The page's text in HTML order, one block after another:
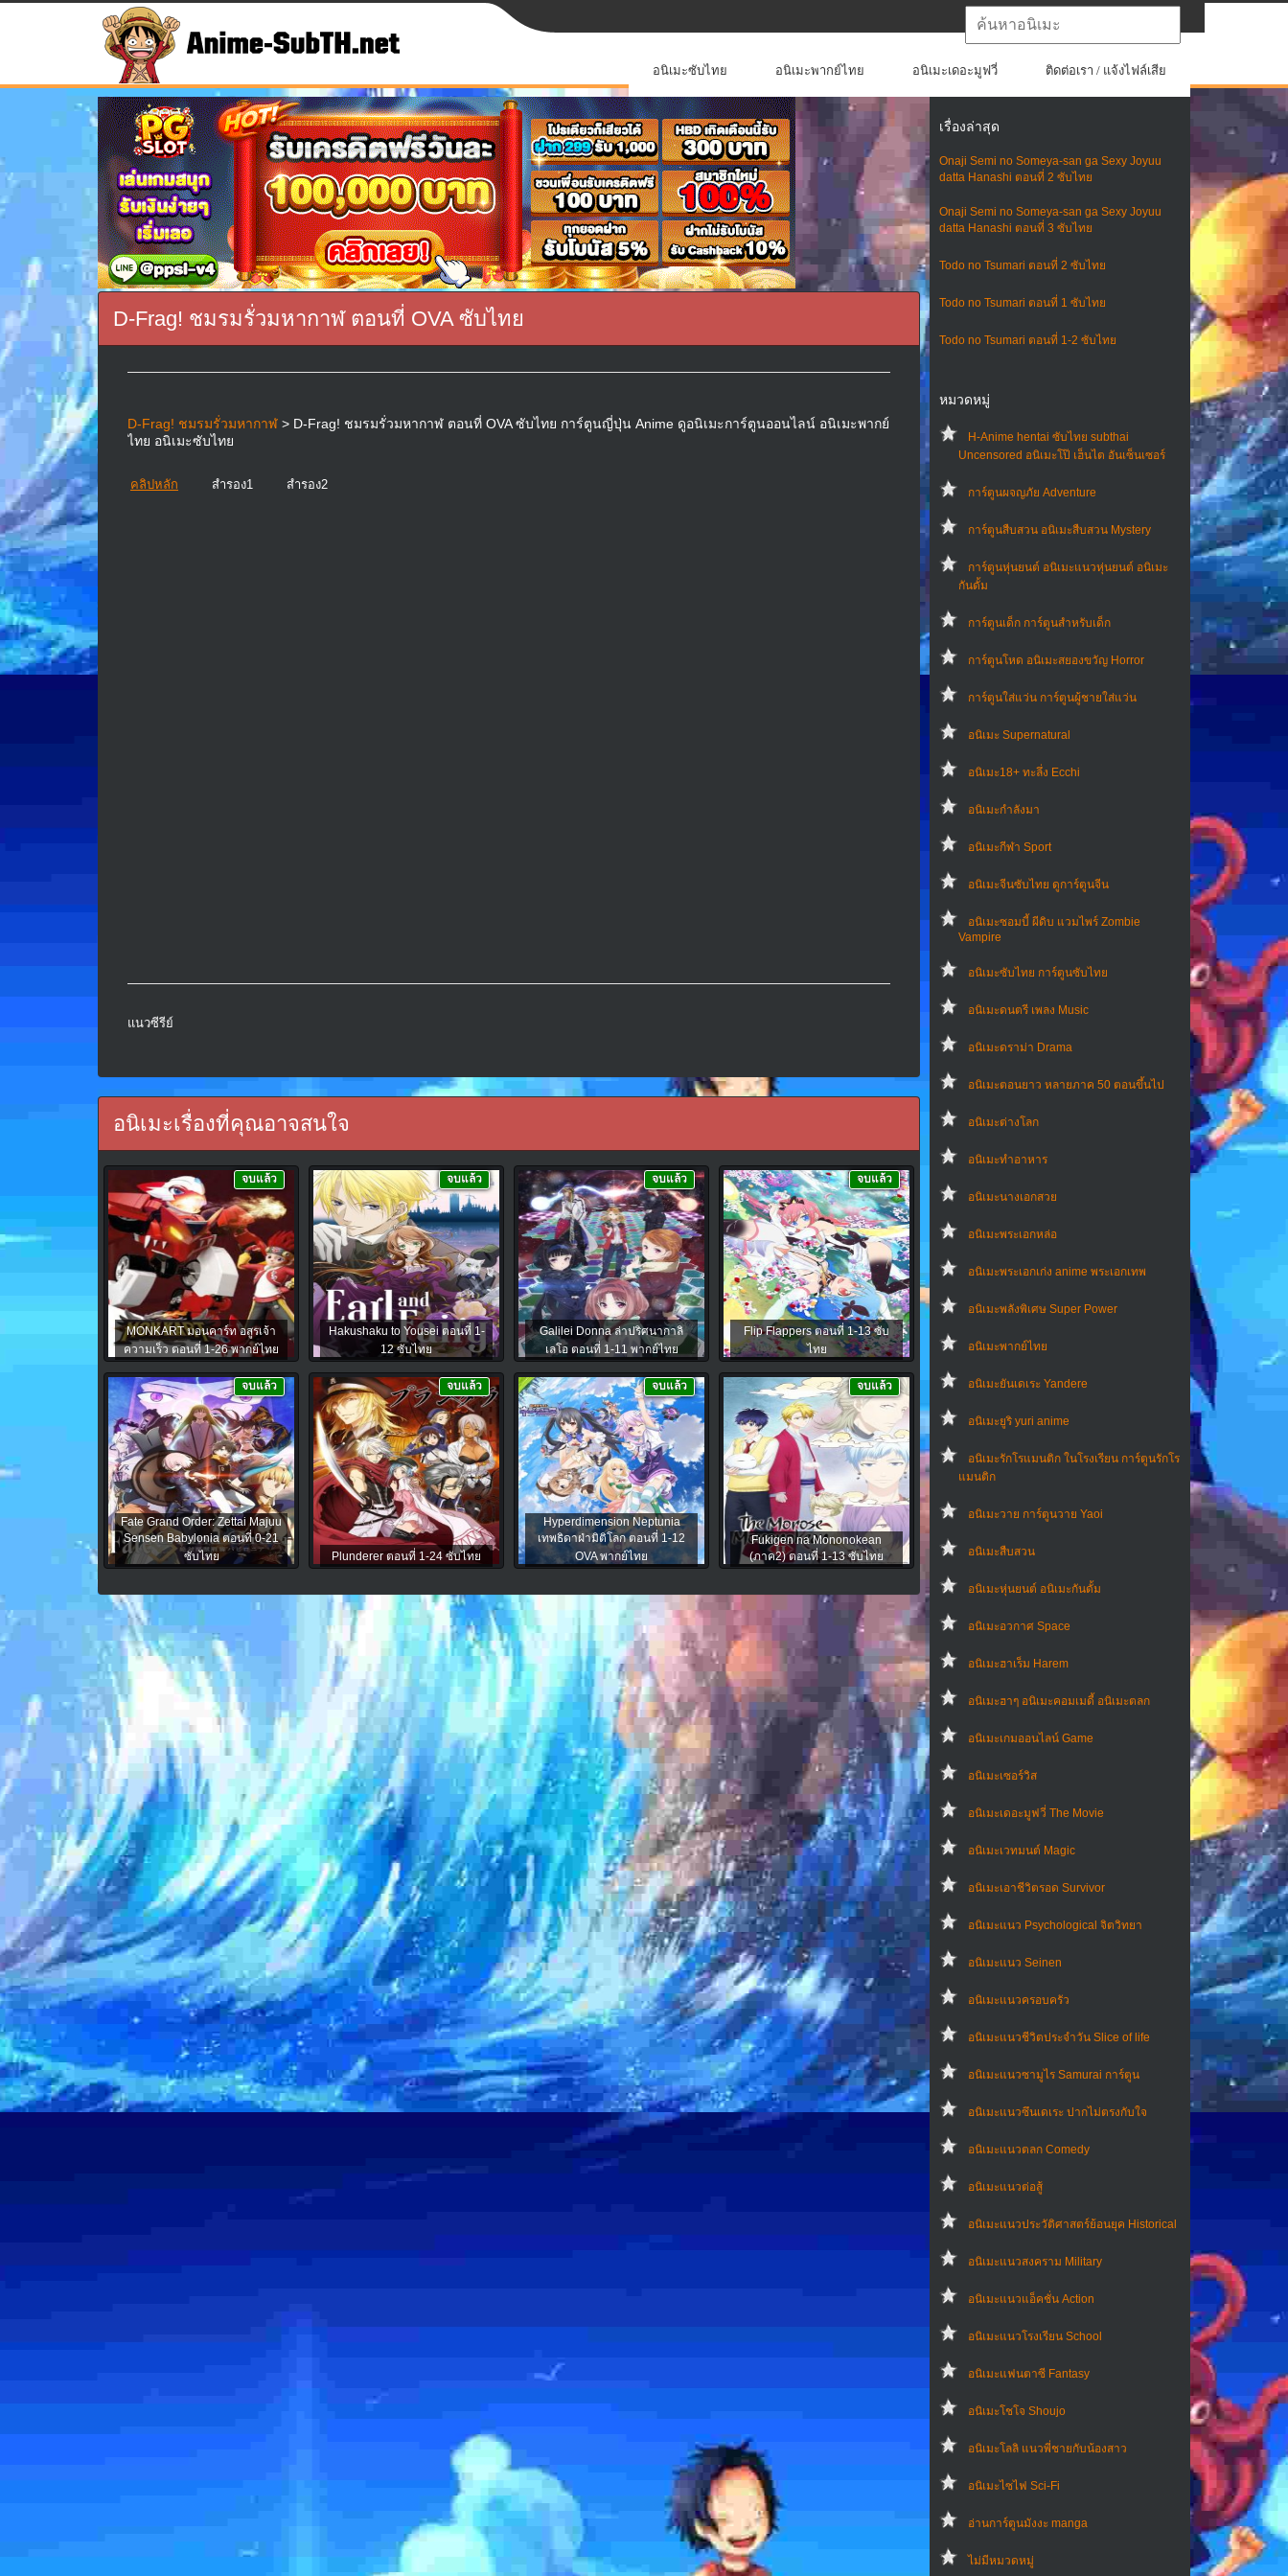
อนิเมะซับไทย อนิเมะพากย์ไทย อนิเมะเดอะมูฟวี่ ติดต่อเรา / แจ้งไฟล์เสีย
เรื่องล่าสุด
Onaji Semi no Someya-san ga Sexy Joyuu
datta Hanashi ตอนที่ 2 ซับไทย
Onaji Semi no Someya-san ga Sexy Joyuu
datta Hanashi ตอนที่ 3 ซับไทย
Todo no Tsumari ตอนที่ 2 ซับไทย
Todo no Tsumari ตอนที่ 1 ซับไทย
Todo no Tsumari ตอนที่ 1-2 ซับไทย
หมวดหมู่
H-Anime hentai ซับไทย subthai
Uncensored อนิเมะโป๊ เฮ็นไต อันเซ็นเซอร์
การ์ตูนผจญภัย Adventure
การ์ตูนสืบสวน อนิเมะสืบสวน Mystery
การ์ตูนหุ่นยนต์ อนิเมะแนวหุ่นยนต์ อนิเมะ
กันดั้ม
การ์ตูนเด็ก การ์ตูนสำหรับเด็ก
การ์ตูนโหด อนิเมะสยองขวัญ Horror
การ์ตูนใส่แว่น การ์ตูนผู้ชายใส่แว่น
อนิเมะ Supernatural
อนิเมะ18+ ทะลึ่ง Ecchi
อนิเมะกำลังมา
อนิเมะกีฬา Sport
อนิเมะจีนซับไทย ดูการ์ตูนจีน
อนิเมะซอมบี้ ผีดิบ แวมไพร์ Zombie
Vampire
อนิเมะซับไทย การ์ตูนซับไทย
อนิเมะดนตรี เพลง Music
อนิเมะดราม่า Drama
อนิเมะตอนยาว หลายภาค 50 ตอนขึ้นไป
อนิเมะต่างโลก
อนิเมะทําอาหาร
อนิเมะนางเอกสวย
อนิเมะพระเอกหล่อ
อนิเมะพระเอกเก่ง anime พระเอกเทพ
อนิเมะพลังพิเศษ Super Power
อนิเมะพากย์ไทย
อนิเมะยันเดเระ Yandere
อนิเมะยูริ yuri anime
อนิเมะรักโรแมนติก ในโรงเรียน การ์ตูนรักโร
แมนติก
อนิเมะวาย การ์ตูนวาย Yaoi
อนิเมะสืบสวน
อนิเมะหุ่นยนต์ อนิเมะกันดั้ม
อนิเมะอวกาศ Space
อนิเมะฮาเร็ม Harem
อนิเมะฮาๆ อนิเมะคอมเมดี้ อนิเมะตลก
อนิเมะเกมออนไลน์ Game
อนิเมะเซอร์วิส
อนิเมะเดอะมูฟวี่ The Movie
อนิเมะเวทมนต์ Magic
อนิเมะเอาชีวิตรอด Survivor
อนิเมะแนว Psychological จิตวิทยา
อนิเมะแนว Seinen
อนิเมะแนวครอบครัว
อนิเมะแนวชีวิตประจําวัน Slice of life
อนิเมะแนวซามูไร Samurai การ์ตูน
อนิเมะแนวซึนเดเระ ปากไม่ตรงกับใจ
อนิเมะแนวตลก Comedy
อนิเมะแนวต่อสู้
อนิเมะแนวประวัติศาสตร์ย้อนยุค Historical
อนิเมะแนวสงคราม Military
อนิเมะแนวแอ็คชั่น Action
อนิเมะแนวโรงเรียน School
อนิเมะแฟนตาซี Fantasy
อนิเมะโชโจ Shoujo
อนิเมะโลลิ แนวพี่ชายกับน้องสาว
อนิเมะไซไฟ Sci-Fi
อ่านการ์ตูนมังงะ manga
ไม่มีหมวดหมู่
D-Frag! ชมรมรั่วมหากาฬ ตอนที่ OVA ซับไทย
D-Frag! ชมรมรั่วมหากาฬ > D-Frag! ชมรมรั่วมหากาฬ ตอนที่ OVA ซับไทย การ์ตูนญี่ปุ่น Anime ดูอนิเมะการ์ตูนออนไลน์ อนิเมะพากย์
ไทย อนิเมะซับไทย
คลิปหลัก สำรอง1 สำรอง2
แนวซีรีย์
อนิเมะเรื่องที่คุณอาจสนใจ
MONKART มอนคาร์ท อสูรเจ้า
ความเร็ว ตอนที่ 1-26 พากย์ไทย
จบแล้ว
Hakushaku to Yousei ตอนที่ 1-
12 ซับไทย
จบแล้ว
Galilei Donna ล่าปริศนากาลิ
เลโอ ตอนที่ 1-11 พากย์ไทย
จบแล้ว
Flip Flappers ตอนที่ 1-13 ซับ
ไทย
จบแล้ว
Fate Grand Order: Zettai Majuu
Sensen Babylonia ตอนที่ 0-21
ซับไทย
จบแล้ว
Plunderer ตอนที่ 1-24 ซับไทย
จบแล้ว
Hyperdimension Neptunia
เทพธิดาฝ่ามิติโลก ตอนที่ 1-12
OVA พากย์ไทย
จบแล้ว
Fukigen na Mononokean
(ภาค2) ตอนที่ 1-13 ซับไทย
จบแล้ว